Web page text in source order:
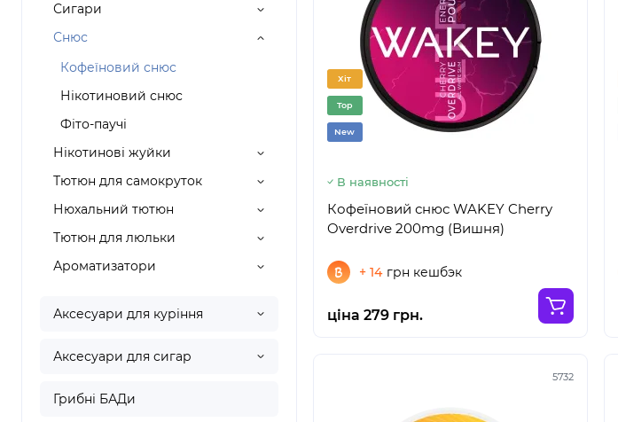
Сигари
Снюс
Кофеїновий снюс
Нікотиновий снюс
Фіто-паучі
Нікотинові жуйки
Тютюн для самокруток
Нюхальний тютюн
Тютюн для люльки
Ароматизатори
Аксесуари для куріння
Аксесуари для сигар
Грибні БАДи
Хіт
Top
New
В наявності
Кофеїновий снюс WAKEY Cherry
Overdrive 200mg (Вишня)
+ 14 грн кешбэк
ціна 279 грн.
5732